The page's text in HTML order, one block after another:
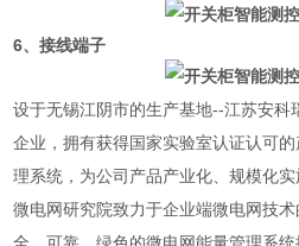
6、接线端子
设于无锡江阴市的生产基地--江苏安科
企业，拥有获得国家实验室认证认可
理系统，为公司产品产业化、规模化
微电网研究院致力于企业端微电网技